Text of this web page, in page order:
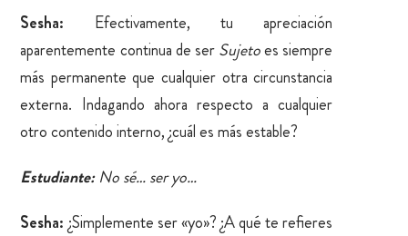
Sesha: Efectivamente, tu apreciación
aparentemente continua de serSujetoes siempre
más permanente que cualquier otra circunstancia
externa. Indagando ahora respecto a cualquier
otro contenido interno, ¿cuál es más estable?
Estudiante:No sé… ser yo…
Sesha: ¿Simplemente ser «yo»? ¿A qué te refieres